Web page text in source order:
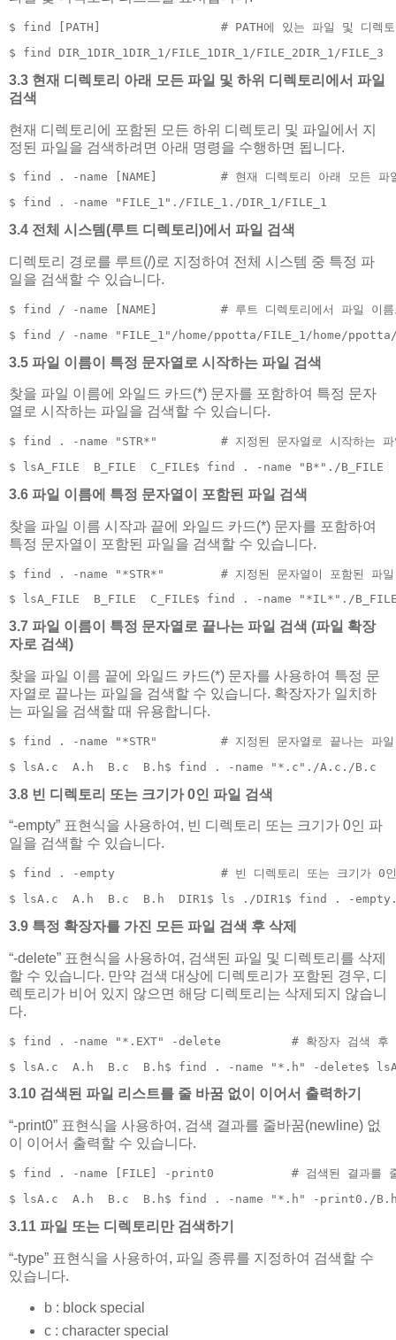
$ find [PATH]                 # PATH에 있는 파일 및 디렉토
$ find DIR_1DIR_1DIR_1/FILE_1DIR_1/FILE_2DIR_1/FILE_3
3.3 현재 디렉토리 아래 모든 파일 및 하위 디렉토리에서 파일
검색
현재 디렉토리에 포함된 모든 하위 디렉토리 및 파일에서 지
정된 파일을 검색하려면 아래 명령을 수행하면 됩니다.
$ find . -name [NAME]         # 현재 디렉토리 아래 모든 파
$ find . -name "FILE_1"./FILE_1./DIR_1/FILE_1
3.4 전체 시스템(루트 디렉토리)에서 파일 검색
디렉토리 경로를 루트(/)로 지정하여 전체 시스템 중 특정 파
일을 검색할 수 있습니다.
$ find / -name [NAME]         # 루트 디렉토리에서 파일 이름
$ find / -name "FILE_1"/home/ppotta/FILE_1/home/ppotta/
3.5 파일 이름이 특정 문자열로 시작하는 파일 검색
찾을 파일 이름에 와일드 카드(*) 문자를 포함하여 특정 문자
열로 시작하는 파일을 검색할 수 있습니다.
$ find . -name "STR*"         # 지정된 문자열로 시작하는 파
$ lsA_FILE  B_FILE  C_FILE$ find . -name "B*"./B_FILE
3.6 파일 이름에 특정 문자열이 포함된 파일 검색
찾을 파일 이름 시작과 끝에 와일드 카드(*) 문자를 포함하여
특정 문자열이 포함된 파일을 검색할 수 있습니다.
$ find . -name "*STR*"        # 지정된 문자열이 포함된 파
$ lsA_FILE  B_FILE  C_FILE$ find . -name "*IL*"./
3.7 파일 이름이 특정 문자열로 끝나는 파일 검색 (파일 확장
자로 검색)
찾을 파일 이름 끝에 와일드 카드(*) 문자를 사용하여 특정 문
자열로 끝나는 파일을 검색할 수 있습니다. 확장자가 일치하
는 파일을 검색할 때 유용합니다.
$ find . -name "*STR"         # 지정된 문자열로 끝나는 파일
$ lsA.c  A.h  B.c  B.h$ find . -name "*.c"./A.c./B.c
3.8 빈 디렉토리 또는 크기가 0인 파일 검색
“-empty” 표현식을 사용하여, 빈 디렉토리 또는 크기가 0인 파
일을 검색할 수 있습니다.
$ find . -empty               # 빈 디렉토리 또는 크기가 0인 파
$ lsA.c  A.h  B.c  B.h  DIR1$ ls ./DIR1$ find . -
3.9 특정 확장자를 가진 모든 파일 검색 후 삭제
“-delete” 표현식을 사용하여, 검색된 파일 및 디렉토리를 삭제
할 수 있습니다. 만약 검색 대상에 디렉토리가 포함된 경우, 디
렉토리가 비어 있지 않으면 해당 디렉토리는 삭제되지 않습니
다.
$ find . -name "*.EXT" -delete          # 확장자 검색 후
$ lsA.c  A.h  B.c  B.h$ find . -name "*.h" -delete$
3.10 검색된 파일 리스트를 줄 바꿈 없이 이어서 출력하기
“-print0” 표현식을 사용하여, 검색 결과를 줄바꿈(newline) 없
이 이어서 출력할 수 있습니다.
$ find . -name [FILE] -print0           # 검색된 결과를 줄
$ lsA.c  A.h  B.c  B.h$ find . -name "*.h" -print0./
3.11 파일 또는 디렉토리만 검색하기
“-type” 표현식을 사용하여, 파일 종류를 지정하여 검색할 수
있습니다.
b : block special
c : character special